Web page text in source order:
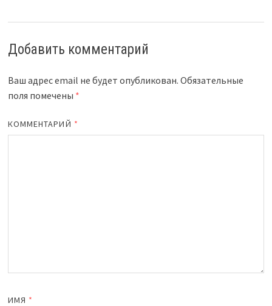
Добавить комментарий
Ваш адрес email не будет опубликован. Обязательные
поля помечены *
КОММЕНТАРИЙ *
ИМЯ *